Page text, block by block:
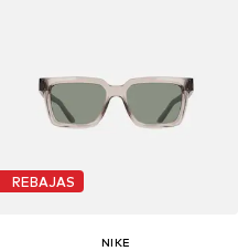
REBAJAS
NIKE